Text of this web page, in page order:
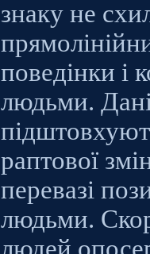
знаку не
поведінки і
людьми.
раптової
перевазі
людьми.